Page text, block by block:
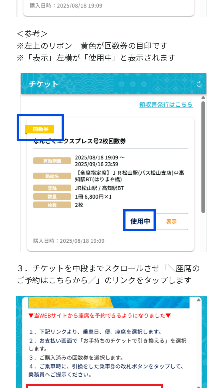
＜参考＞
※左上のリボン 黄色が回数券の目印です
※「表示」左横が「使用中」と表示されます
３．チケットを中段までスクロールさせ「＼座席の
ご予約はこちらから／」のリンクをタップします